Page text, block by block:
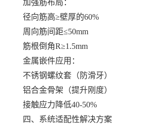
加强筋布局：
径向筋高≥壁厚的60%
周向筋间距≤50mm
筋根倒角R≥1.5mm
金属嵌件应用：
不锈钢螺纹套（防滑牙）
铝合金骨架（提升刚度）
接触应力降低40-50%
四、系统适配性解决方案